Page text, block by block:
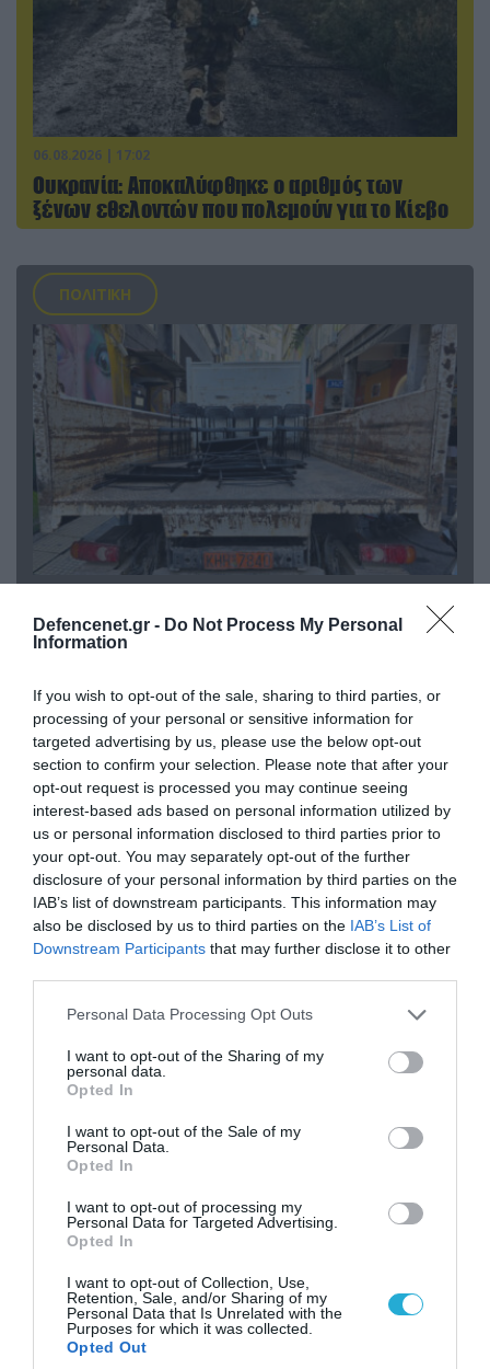
Defencenet.gr - Do Not Process My Personal
Information
If you wish to opt-out of the sale, sharing to third parties, or
processing of your personal or sensitive information for
targeted advertising by us, please use the below opt-out
section to confirm your selection. Please note that after your
opt-out request is processed you may continue seeing
interest-based ads based on personal information utilized by
us or personal information disclosed to third parties prior to
your opt-out. You may separately opt-out of the further
disclosure of your personal information by third parties on the
IAB’s list of downstream participants. This information may
also be disclosed by us to third parties on the IAB’s List of
Downstream Participants that may further disclose it to other
Please note that this website/app uses one or more Google
not limited to your visit or usage behaviour. You may click to
grant or deny consent to Google and its third-party tags to
use your data for below specified purposes in below Google
consent section.
Personal Data Processing Opt Outs
I want to opt-out of the Sharing of my
personal data.
Opted In
I want to opt-out of the Sale of my
Personal Data.
Opted In
I want to opt-out of processing my
Personal Data for Targeted Advertising.
Opted In
I want to opt-out of Collection, Use,
Retention, Sale, and/or Sharing of my
Personal Data that Is Unrelated with the
Purposes for which it was collected.
Opted Out
06.08.2026 | 17:02
Ουκρανία: Αποκαλύφθηκε ο αριθμός των
ξένων εθελοντών που πολεμούν για το Κίεβο
ΠΟΛΙΤΙΚΗ
«Επιχείρηση ελεύθερα πεζοδρόμια» στην
Αθήνα: Απομακρύνθηκαν παράνομα
06.08.2026 | 09:03
«Οι εντελώς αθώοι»: Η ανάρτηση του Αρκά για
Αττικής (φωτο)